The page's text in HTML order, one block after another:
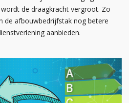
de draagkracht vergroot. Zo
de afbouwbedrijfstak nog betere
aanbieden.